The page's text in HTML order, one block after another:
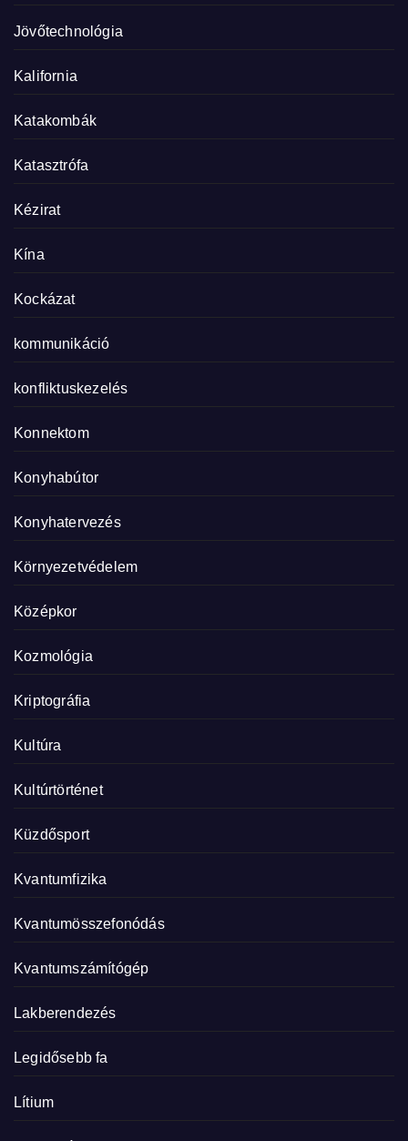
Jövőtechnológia
Kalifornia
Katakombák
Katasztrófa
Kézirat
Kína
Kockázat
kommunikáció
konfliktuskezelés
Konnektom
Konyhabútor
Konyhatervezés
Környezetvédelem
Középkor
Kozmológia
Kriptográfia
Kultúra
Kultúrtörténet
Küzdősport
Kvantumfizika
Kvantumösszefonódás
Kvantumszámítógép
Lakberendezés
Legidősebb fa
Lítium